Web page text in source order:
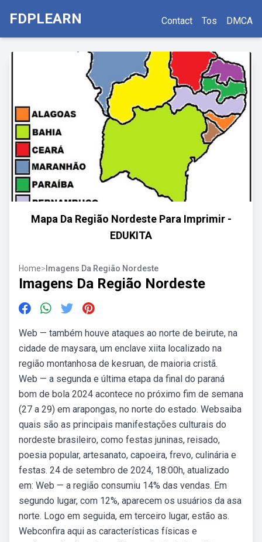
FDPLEARN Contact Tos DMCA
Mapa Da Região Nordeste Para Imprimir -
EDUKITA
Home> Imagens Da Região Nordeste
Imagens Da Região Nordeste
Web — também houve ataques ao norte de beirute, na
cidade de maysara, um enclave xiita localizado na
região montanhosa de kesruan, de maioria cristã.
Web — a segunda e última etapa da final do paraná
bom de bola 2024 acontece no próximo fim de semana
(27 a 29) em arapongas, no norte do estado. Websaiba
quais são as principais manifestações culturais do
nordeste brasileiro, como festas juninas, reisado,
poesia popular, artesanato, capoeira, frevo, culinária e
festas. 24 de setembro de 2024, 18:00h, atualizado
em: Web — a região consumiu 14% das vendas. Em
segundo lugar, com 12%, aparecem os usuários da asa
norte. Logo em seguida, em terceiro lugar, estão as.
Webconfira aqui as características físicas e